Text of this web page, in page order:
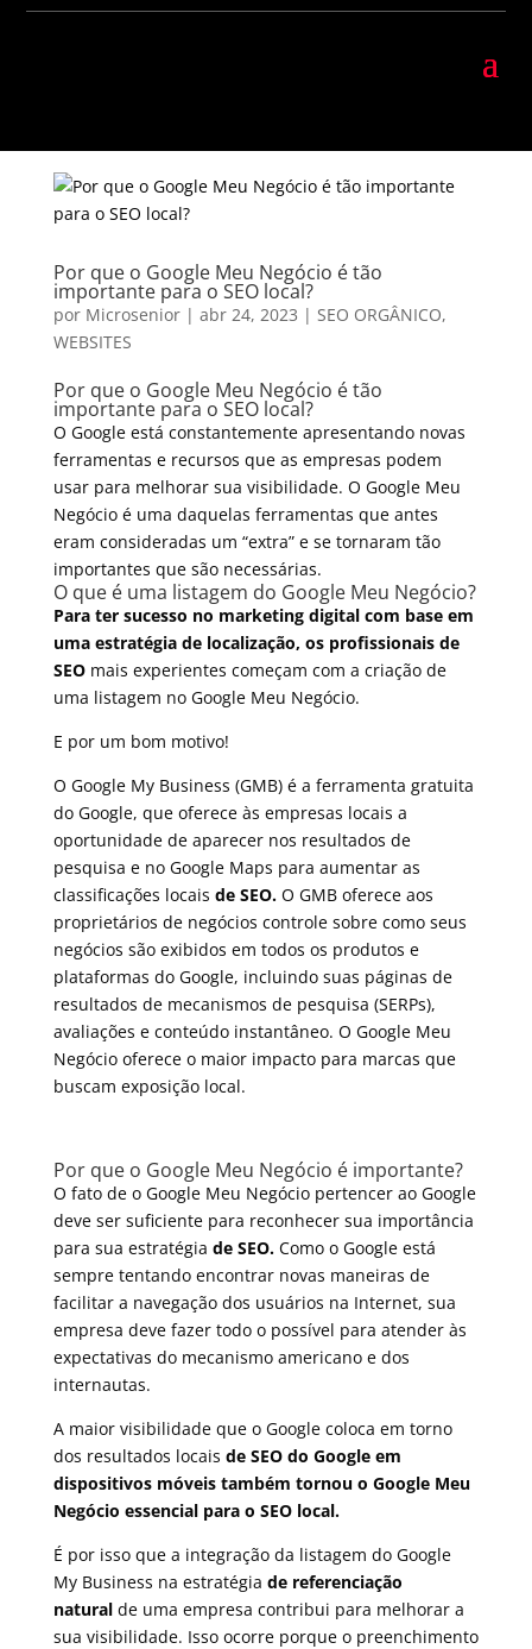
Por que o Google Meu Negócio é tão
importante para o SEO local?
por Microsenior| abr 24, 2023 | SEO ORGÂNICO,
WEBSITES
Por que o Google Meu Negócio é tão
importante para o SEO local?
O Google está constantemente apresentando novas
ferramentas e recursos que as empresas podem
usar para melhorar sua visibilidade. O Google Meu
Negócio é uma daquelas ferramentas que antes
eram consideradas um “extra” e se tornaram tão
importantes que são necessárias.
O que é uma listagem do Google Meu Negócio?
Para ter sucesso no marketing digital com base em
uma estratégia de localização, os profissionais de
SEOmais experientes começam com a criação de
uma listagem no Google Meu Negócio.
E por um bom motivo!
O Google My Business (GMB) é a ferramenta gratuita
do Google, que oferece às empresas locais a
oportunidade de aparecer nos resultados de
pesquisa e no Google Maps para aumentar as
classificações locais de SEO. O GMB oferece aos
proprietários de negócios controle sobre como seus
negócios são exibidos em todos os produtos e
plataformas do Google, incluindo suas páginas de
resultados de mecanismos de pesquisa (SERPs),
avaliações e conteúdo instantâneo. O Google Meu
Negócio oferece o maior impacto para marcas que
buscam exposição local.
Por que o Google Meu Negócio é importante?
O fato de o Google Meu Negócio pertencer ao Google
deve ser suficiente para reconhecer sua importância
para sua estratégia de SEO.Como o Google está
sempre tentando encontrar novas maneiras de
facilitar a navegação dos usuários na Internet, sua
empresa deve fazer todo o possível para atender às
expectativas do mecanismo americano e dos
internautas.
A maior visibilidade que o Google coloca em torno
dos resultados locais de SEO do Google em
dispositivos móveis também tornou o Google Meu
Negócio essencial para o SEO local.
É por isso que a integração da listagem do Google
My Business na estratégia de referenciação
naturalde uma empresa contribui para melhorar a
sua visibilidade. Isso ocorre porque o preenchimento